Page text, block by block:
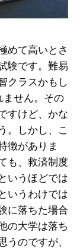
めて高いとさ
験です。難易
クラスかもし
ません。その
すけど、かな
。しかし、こ
徴がありま
も、救済制度
いうほどでは
いうわけでは
に落ちた場合
の大学は落ち
うのですが、